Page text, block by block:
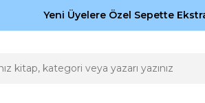
Zamansız eserler Ketebe'de: Cengiz
Yeni Üyelere Özel Sepette